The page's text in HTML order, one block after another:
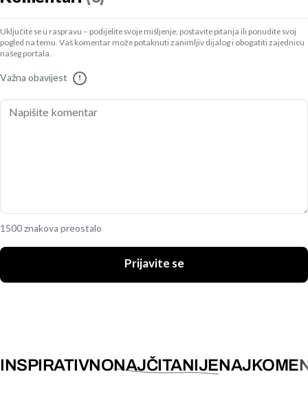
Uključite se u raspravu – podijelite svoje mišljenje, postavite pitanja ili ponudite svoj
pogled na temu. Vaš komentar može potaknuti zanimljiv dijalog i obogatiti zajednicu
našeg portala.
Važna obavijest !
1500 znakova preostalo
Prijavite se
INSPIRATIVNONAJČITANIJE